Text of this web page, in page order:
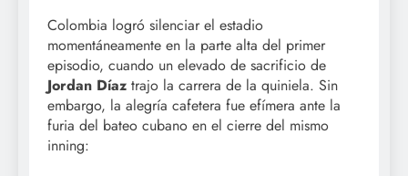
Colombia logró silenciar el estadio
momentáneamente en la parte alta del primer
episodio, cuando un elevado de sacrificio de
Jordan Díaz trajo la carrera de la quiniela. Sin
embargo, la alegría cafetera fue efímera ante la
furia del bateo cubano en el cierre del mismo
inning: